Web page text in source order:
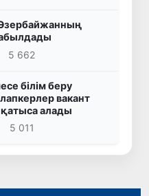
5 662
білім беру
вакант
алады
5 011